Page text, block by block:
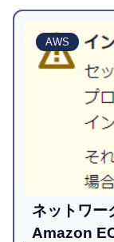
AWS
ネットワー
Amazon